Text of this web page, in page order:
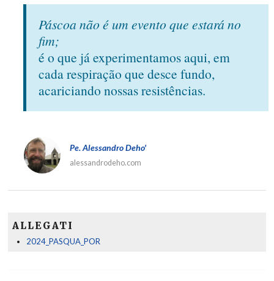
Páscoa não é um evento que estará no
fim;
é o que já experimentamos aqui, em
cada respiração que desce fundo,
acariciando nossas resistências.
Pe. Alessandro Deho'
alessandrodeho.com
ALLEGATI
2024_PASQUA_POR